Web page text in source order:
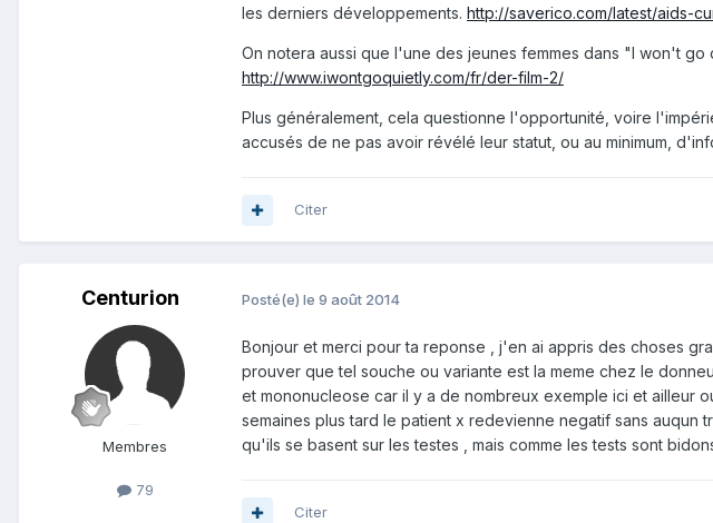
les derniers développements. http://saverico.com/latest/aids-
On notera aussi que l'une des jeunes femmes dans "I won't
http://www.iwontgoquietly.com/fr/der-film-2/
Plus généralement, cela questionne l'opportunité, voire
accusés de ne pas avoir révélé leur statut, ou au minimum,
Citer
Centurion
Membres
79
Posté(e) le 9 août 2014
Bonjour et merci pour ta reponse , j'en ai appris des choses
prouver que tel souche ou variante est la meme chez le
et mononucleose car il y a de nombreux exemple ici et ailleur
semaines plus tard le patient x redevienne negatif sans auqun
qu'ils se basent sur les testes , mais comme les tests sont
Citer